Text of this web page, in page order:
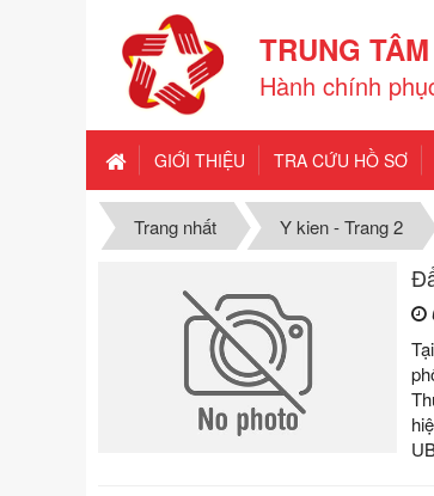
TRUNG
Hành chính
GIỚI THIỆU TRA CỨU HỒ SƠ
Trang nhất Y kien - Trang 2